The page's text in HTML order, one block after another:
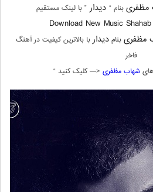
مظفریبنام “ دیدار” با لینک مستقیم
Download New Music
مظفریبنامدیداربا بالاترین کیفیت در آهنگ
فاخر
هایشهاب مظفری <— کلیک کنید “